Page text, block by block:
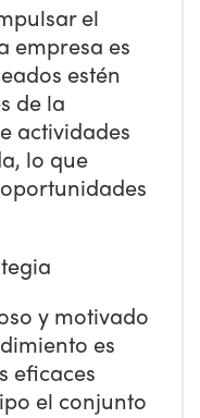
el
empresa es
estén
de la
actividades
lo que
y motivado
es
eficaces
el conjunto